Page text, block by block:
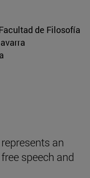
de Filosofía
an
speech and